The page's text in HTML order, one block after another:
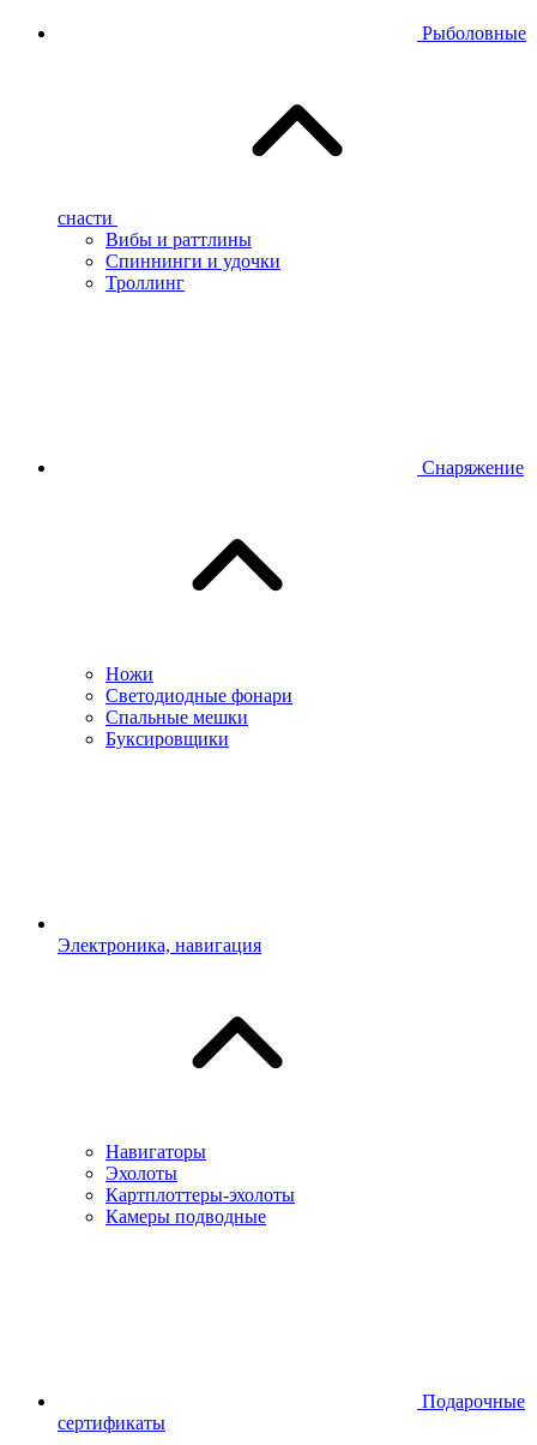
Рыболовные
снасти
Вибы и раттлины
Спиннинги и удочки
Троллинг
Снаряжение
Ножи
Светодиодные фонари
Спальные мешки
Буксировщики
Электроника, навигация
Навигаторы
Эхолоты
Картплоттеры-эхолоты
Камеры подводные
Подарочные
сертификаты